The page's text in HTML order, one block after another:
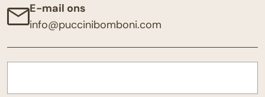
E-mail ons
info@puccinibomboni.com
Name